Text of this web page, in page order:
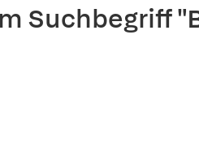
Suchbegriff